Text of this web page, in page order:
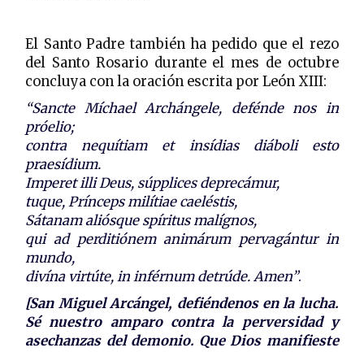
El Santo Padre también ha pedido que el rezo
del Santo Rosario durante el mes de octubre
concluya con la oración escrita por León XIII:
“Sancte Míchael Archángele, defénde nos in
próelio;
contra nequítiam et insídias diáboli esto
praesídium.
Imperet illi Deus, súpplices deprecámur,
tuque, Prínceps milítiae caeléstis,
Sátanam aliósque spíritus malígnos,
qui ad perditiónem animárum pervagántur in
mundo,
divína virtúte, in inférnum detrúde. Amen”.
[San Miguel Arcángel, defiéndenos en la lucha.
Sé nuestro amparo contra la perversidad y
asechanzas del demonio. Que Dios manifieste